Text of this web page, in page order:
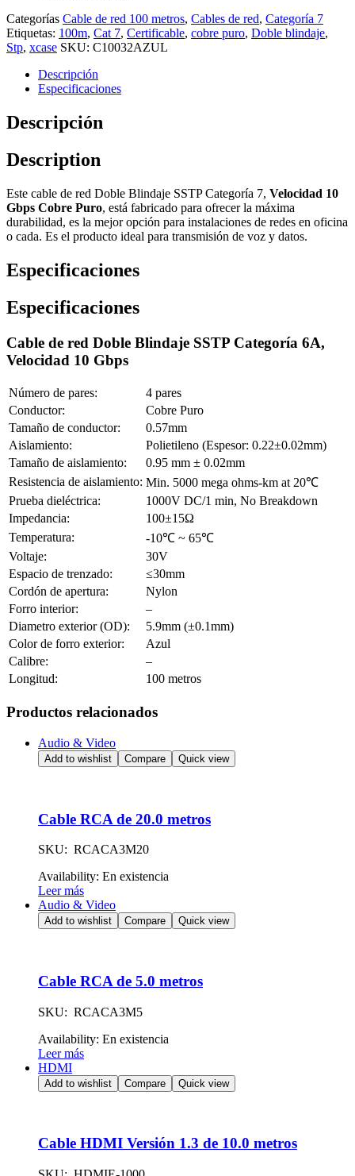
Categorías Cable de red 100 metros, Cables de red, Categoría 7
Etiquetas: 100m, Cat 7, Certificable, cobre puro, Doble blindaje,
Stp, xcase SKU: C10032AZUL
Descripción
Especificaciones
Descripción
Description
Este cable de red Doble Blindaje SSTP Categoría 7, Velocidad 10
Gbps Cobre Puro, está fabricado para ofrecer la máxima
durabilidad, es la mejor opción para instalaciones de redes en oficina
o cada. Es el producto ideal para transmisión de voz y datos.
Especificaciones
Especificaciones
Cable de red Doble Blindaje SSTP Categoría 6A,
Velocidad 10 Gbps
Número de pares:
4 pares
Conductor:
Cobre Puro
Tamaño de conductor:
0.57mm
Aislamiento:
Polietileno (Espesor: 0.22±0.02mm)
Tamaño de aislamiento:
0.95 mm ± 0.02mm
Resistencia de aislamiento: Min. 5000 mega ohms-km at 20℃
Prueba dieléctrica:
1000V DC/1 min, No Breakdown
Impedancia:
100±15Ω
Temperatura:
-10℃ ~ 65℃
Voltaje:
30V
Espacio de trenzado:
≤30mm
Cordón de apertura:
Nylon
Forro interior:
–
Diametro exterior (OD):
5.9mm (±0.1mm)
Color de forro exterior:
Azul
Calibre:
–
Longitud:
100 metros
Productos relacionados
Audio & Video
Add to wishlist Compare Quick view
Cable RCA de 20.0 metros
SKU: RCACA3M20
Availability: En existencia
Leer más
Audio & Video
Add to wishlist Compare Quick view
Cable RCA de 5.0 metros
SKU: RCACA3M5
Availability: En existencia
Leer más
HDMI
Add to wishlist Compare Quick view
Cable HDMI Versión 1.3 de 10.0 metros